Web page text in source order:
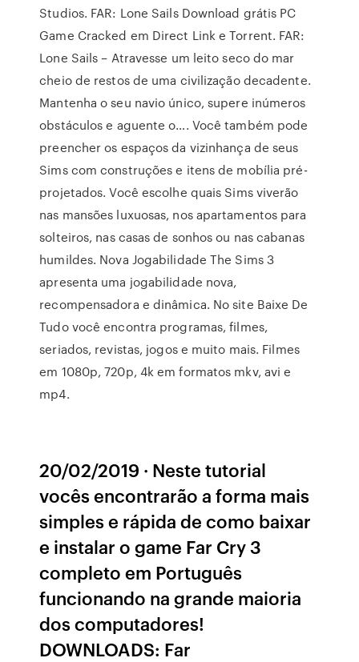
Studios. FAR: Lone Sails Download grátis PC
Game Cracked em Direct Link e Torrent. FAR:
Lone Sails – Atravesse um leito seco do mar
cheio de restos de uma civilização decadente.
Mantenha o seu navio único, supere inúmeros
obstáculos e aguente o…. Você também pode
preencher os espaços da vizinhança de seus
Sims com construções e itens de mobília pré-
projetados. Você escolhe quais Sims viverão
nas mansões luxuosas, nos apartamentos para
solteiros, nas casas de sonhos ou nas cabanas
humildes. Nova Jogabilidade The Sims 3
apresenta uma jogabilidade nova,
recompensadora e dinâmica. No site Baixe De
Tudo você encontra programas, filmes,
seriados, revistas, jogos e muito mais. Filmes
em 1080p, 720p, 4k em formatos mkv, avi e
mp4.
20/02/2019 · Neste tutorial
vocês encontrarão a forma mais
simples e rápida de como baixar
e instalar o game Far Cry 3
completo em Português
funcionando na grande maioria
dos computadores!
DOWNLOADS: Far